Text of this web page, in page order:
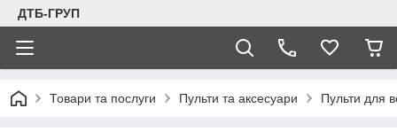
ДТБ-ГРУП
Товари та послуги Пульти та аксесуари Пульти для